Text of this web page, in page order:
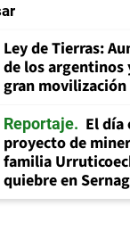
Ley de Tierras:
de los argentinos
gran movilización
Reportaje
El día
proyecto de
familia
quiebre en